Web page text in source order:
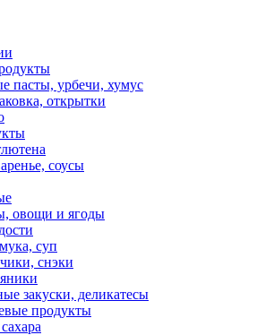
пасты, урбечи, хумус
открытки
соусы
овощи и ягоды
суп
снэки
закуски, деликатесы
продукты